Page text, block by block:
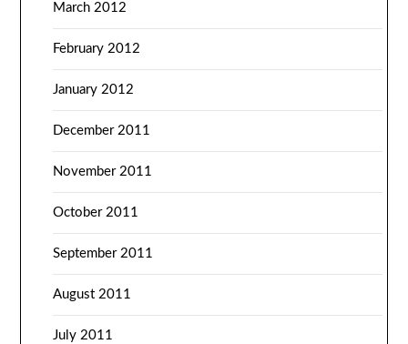
March 2012
February 2012
January 2012
December 2011
November 2011
October 2011
September 2011
August 2011
July 2011